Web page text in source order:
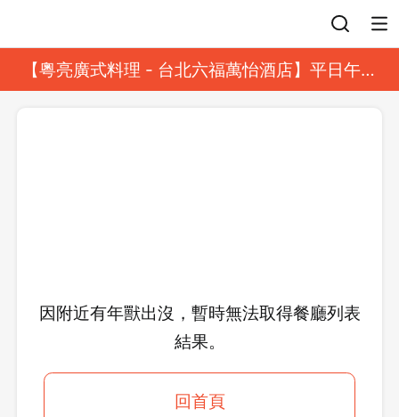
【粵亮廣式料理 - 台北六福萬怡酒店】平日午餐
8 折起｜靓港點套餐
因附近有年獸出沒，暫時無法取得餐廳列表
結果。
回首頁
登出